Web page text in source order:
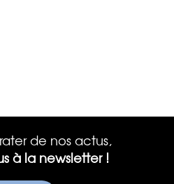
de nos actus,
à la newsletter !